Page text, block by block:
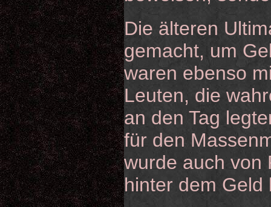
Die älteren
gemacht, um
waren ebenso
Leuten, die
an den Tag
für den
wurde auch von
hinter dem Geld